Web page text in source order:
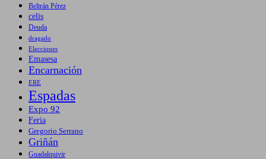
Beltrán Pérez
celis
Deuda
dragado
Elecciones
Emasesa
Encarnación
ERE
Espadas
Expo 92
Feria
Gregorio Serrano
Griñán
Guadalquivir